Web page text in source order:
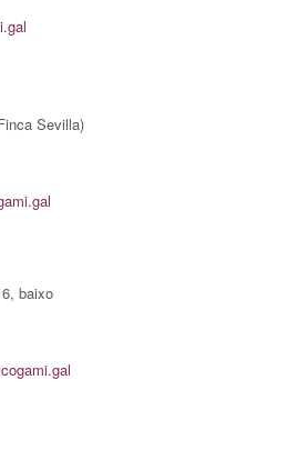
Sevilla)
baixo